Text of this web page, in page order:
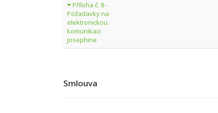
Příloha č. 8 -
Požadavky na
elektronickou
komunikaci
Josephine
Smlouva